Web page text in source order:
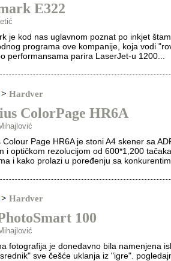
E322
je kod nas uglavnom poznat po inkjet
programa ove kompanije, koja vodi
performansama parira LaserJet-u 1200...
> Hardver
ColorPage HR6A
Colour Page HR6A je stoni A4 skener sa
i optičkom rezolucijom od 600*1,200
i kako prolazi u poređenju sa
> Hardver
100
fotografija je donedavno bila namenjena
sve češće uklanja iz "igre".